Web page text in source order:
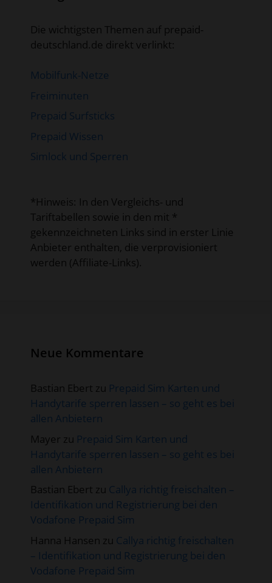
Die wichtigsten Themen auf prepaid-
deutschland.de direkt verlinkt:
Mobilfunk-Netze
Freiminuten
Prepaid Surfsticks
Prepaid Wissen
Simlock und Sperren
*Hinweis: In den Vergleichs- und
Tariftabellen sowie in den mit *
gekennzeichneten Links sind in erster Linie
Anbieter enthalten, die verprovisioniert
werden (Affiliate-Links).
Neue Kommentare
Bastian Ebert zu Prepaid Sim Karten und
Handytarife sperren lassen – so geht es bei
allen Anbietern
Mayer zu Prepaid Sim Karten und
Handytarife sperren lassen – so geht es bei
allen Anbietern
Bastian Ebert zu Callya richtig freischalten –
Identifikation und Registrierung bei den
Vodafone Prepaid Sim
Hanna Hansen zu Callya richtig freischalten
– Identifikation und Registrierung bei den
Vodafone Prepaid Sim